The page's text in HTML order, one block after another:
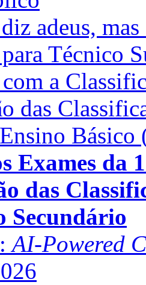
diz adeus,
Técnico
a
das
Básico
Exames da
das
Secundário
AI-Powered